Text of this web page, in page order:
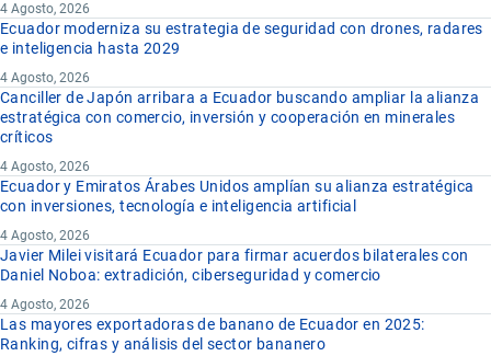
4 Agosto, 2026
Ecuador moderniza su estrategia de seguridad con drones, radares
e inteligencia hasta 2029
4 Agosto, 2026
Canciller de Japón arribara a Ecuador buscando ampliar la alianza
estratégica con comercio, inversión y cooperación en minerales
críticos
4 Agosto, 2026
Ecuador y Emiratos Árabes Unidos amplían su alianza estratégica
con inversiones, tecnología e inteligencia artificial
4 Agosto, 2026
Javier Milei visitará Ecuador para firmar acuerdos bilaterales con
Daniel Noboa: extradición, ciberseguridad y comercio
4 Agosto, 2026
Las mayores exportadoras de banano de Ecuador en 2025:
Ranking, cifras y análisis del sector bananero